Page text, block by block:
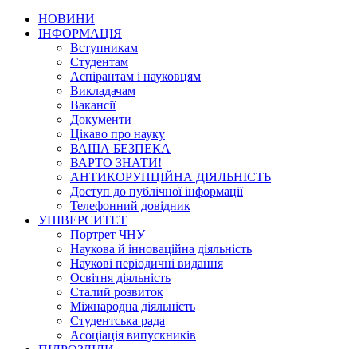
НОВИНИ
ІНФОРМАЦІЯ
Вступникам
Студентам
Аспірантам і науковцям
Викладачам
Вакансії
Документи
Цікаво про науку
ВАША БЕЗПЕКА
ВАРТО ЗНАТИ!
АНТИКОРУПЦІЙНА ДІЯЛЬНІСТЬ
Доступ до публічної інформації
Телефонний довідник
УНІВЕРСИТЕТ
Портрет ЧНУ
Наукова й інноваційна діяльність
Наукові періодичні видання
Освітня діяльність
Сталий розвиток
Міжнародна діяльність
Студентська рада
Асоціація випускників